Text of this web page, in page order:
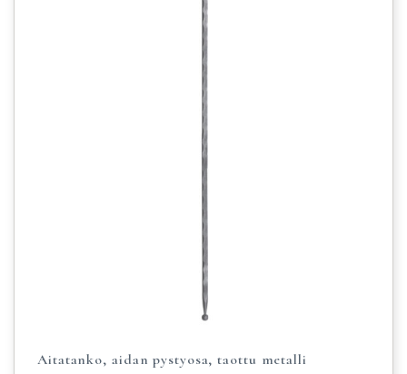
Aitatanko, aidan pystyosa, taottu metalli